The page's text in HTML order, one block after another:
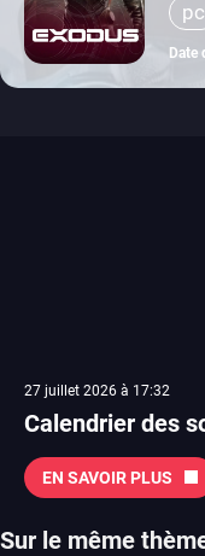
pc
Date
27 juillet 2026 à 17:32
Calendrier des
EN SAVOIR PLUS
Sur le même